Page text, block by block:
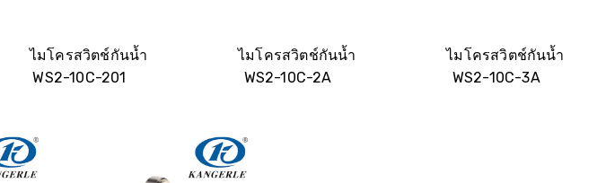
ไมโครสวิตช์กันน้ำ
WS2-10C-201
ไมโครสวิตช์กันน้ำ
WS2-10C-2A
ไมโครสวิตช์กันน้ำ
WS2-10C-3A